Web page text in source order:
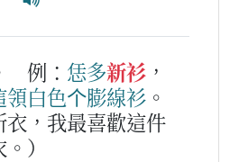
例： 恁多新衫 ，
領白色个膨線衫 。
衣，我最喜歡這件
）